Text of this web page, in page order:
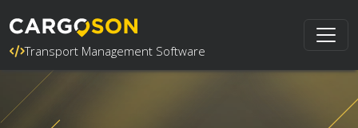
Transport Management Software